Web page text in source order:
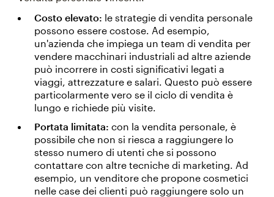
Costo elevato: le strategie di vendita personale
possono essere costose. Ad esempio,
un'azienda che impiega un team di vendita per
vendere macchinari industriali ad altre aziende
può incorrere in costi significativi legati a
viaggi, attrezzature e salari. Questo può essere
particolarmente vero se il ciclo di vendita è
lungo e richiede più visite.
Portata limitata: con la vendita personale, è
possibile che non si riesca a raggiungere lo
stesso numero di utenti che si possono
contattare con altre tecniche di marketing. Ad
esempio, un venditore che propone cosmetici
nelle case dei clienti può raggiungere solo un